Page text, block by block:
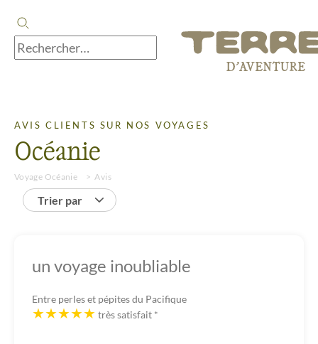
AVIS CLIENTS SUR NOS VOYAGES
Océanie
Voyage Océanie Avis
Trier par
un voyage inoubliable
Entre perles et pépites du Pacifique
très satisfait *